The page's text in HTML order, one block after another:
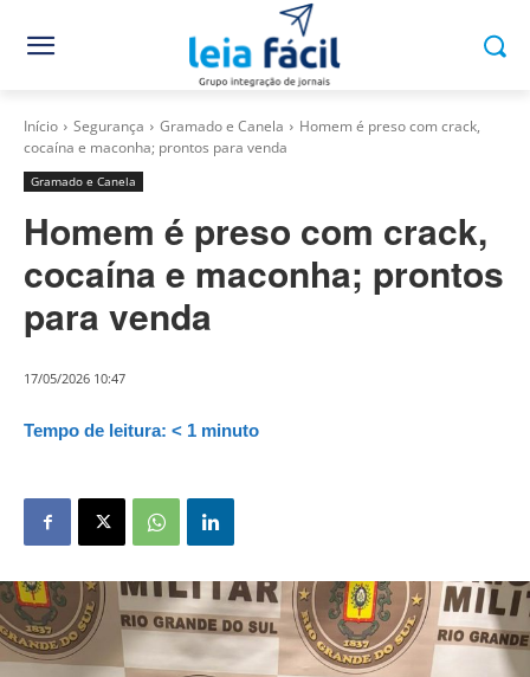
Início Segurança Gramado e Canela
Homem é preso com crack,
cocaína e maconha; prontos para venda
Gramado e Canela
Homem é preso com crack,
cocaína e maconha; prontos
para venda
17/05/2026 10:47
Tempo de leitura: < 1 minuto